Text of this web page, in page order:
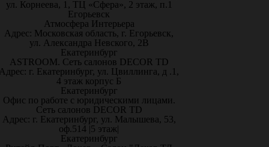
ул. Корнеева, 1, ТЦ «Сфера», 2 этаж, п.1
Егорьевск
Атмосфера Интерьера
Адрес: Московская область, г. Егорьевск,
ул. Александра Невского, 2В
Екатеринбург
ASTROOM. Сеть салонов DECOR TD
г. Екатеринбург, ул. Цвиллинга, д .1,
4 этаж корпус Б
Екатеринбург
Офис по работе с юридическими лицами.
Сеть салонов DECOR TD
Адрес: г. Екатеринбург, ул. Малышева, 53,
оф.514 |5 этаж|
Екатеринбург